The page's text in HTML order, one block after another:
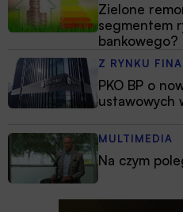
Zielone
segmentem
bankowego?
Z RYNKU
PKO BP o
ustawowych
MULTIMEDIA
Na czym